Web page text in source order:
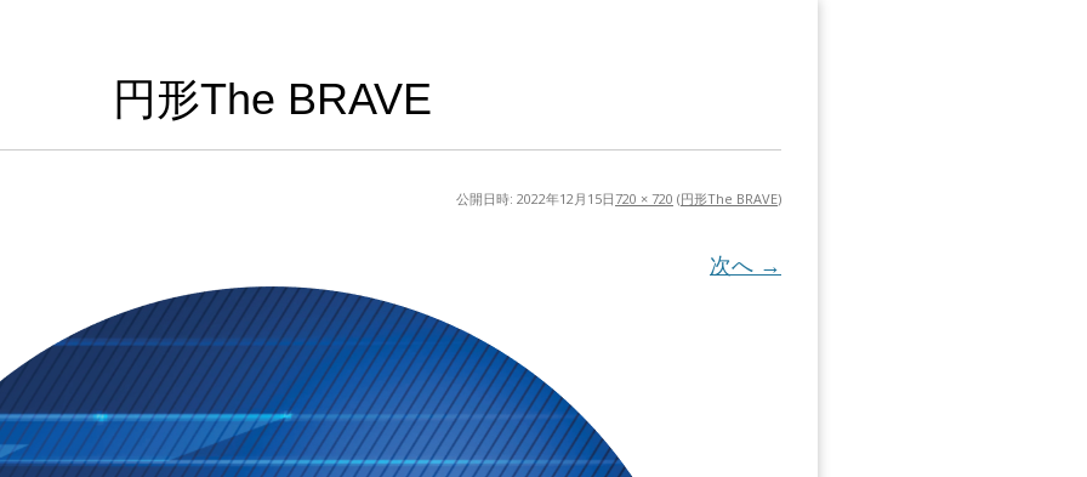
円形The BRAVE
公開日時: 2022年12月15日720 × 720 (円形The BRAVE)
次へ →